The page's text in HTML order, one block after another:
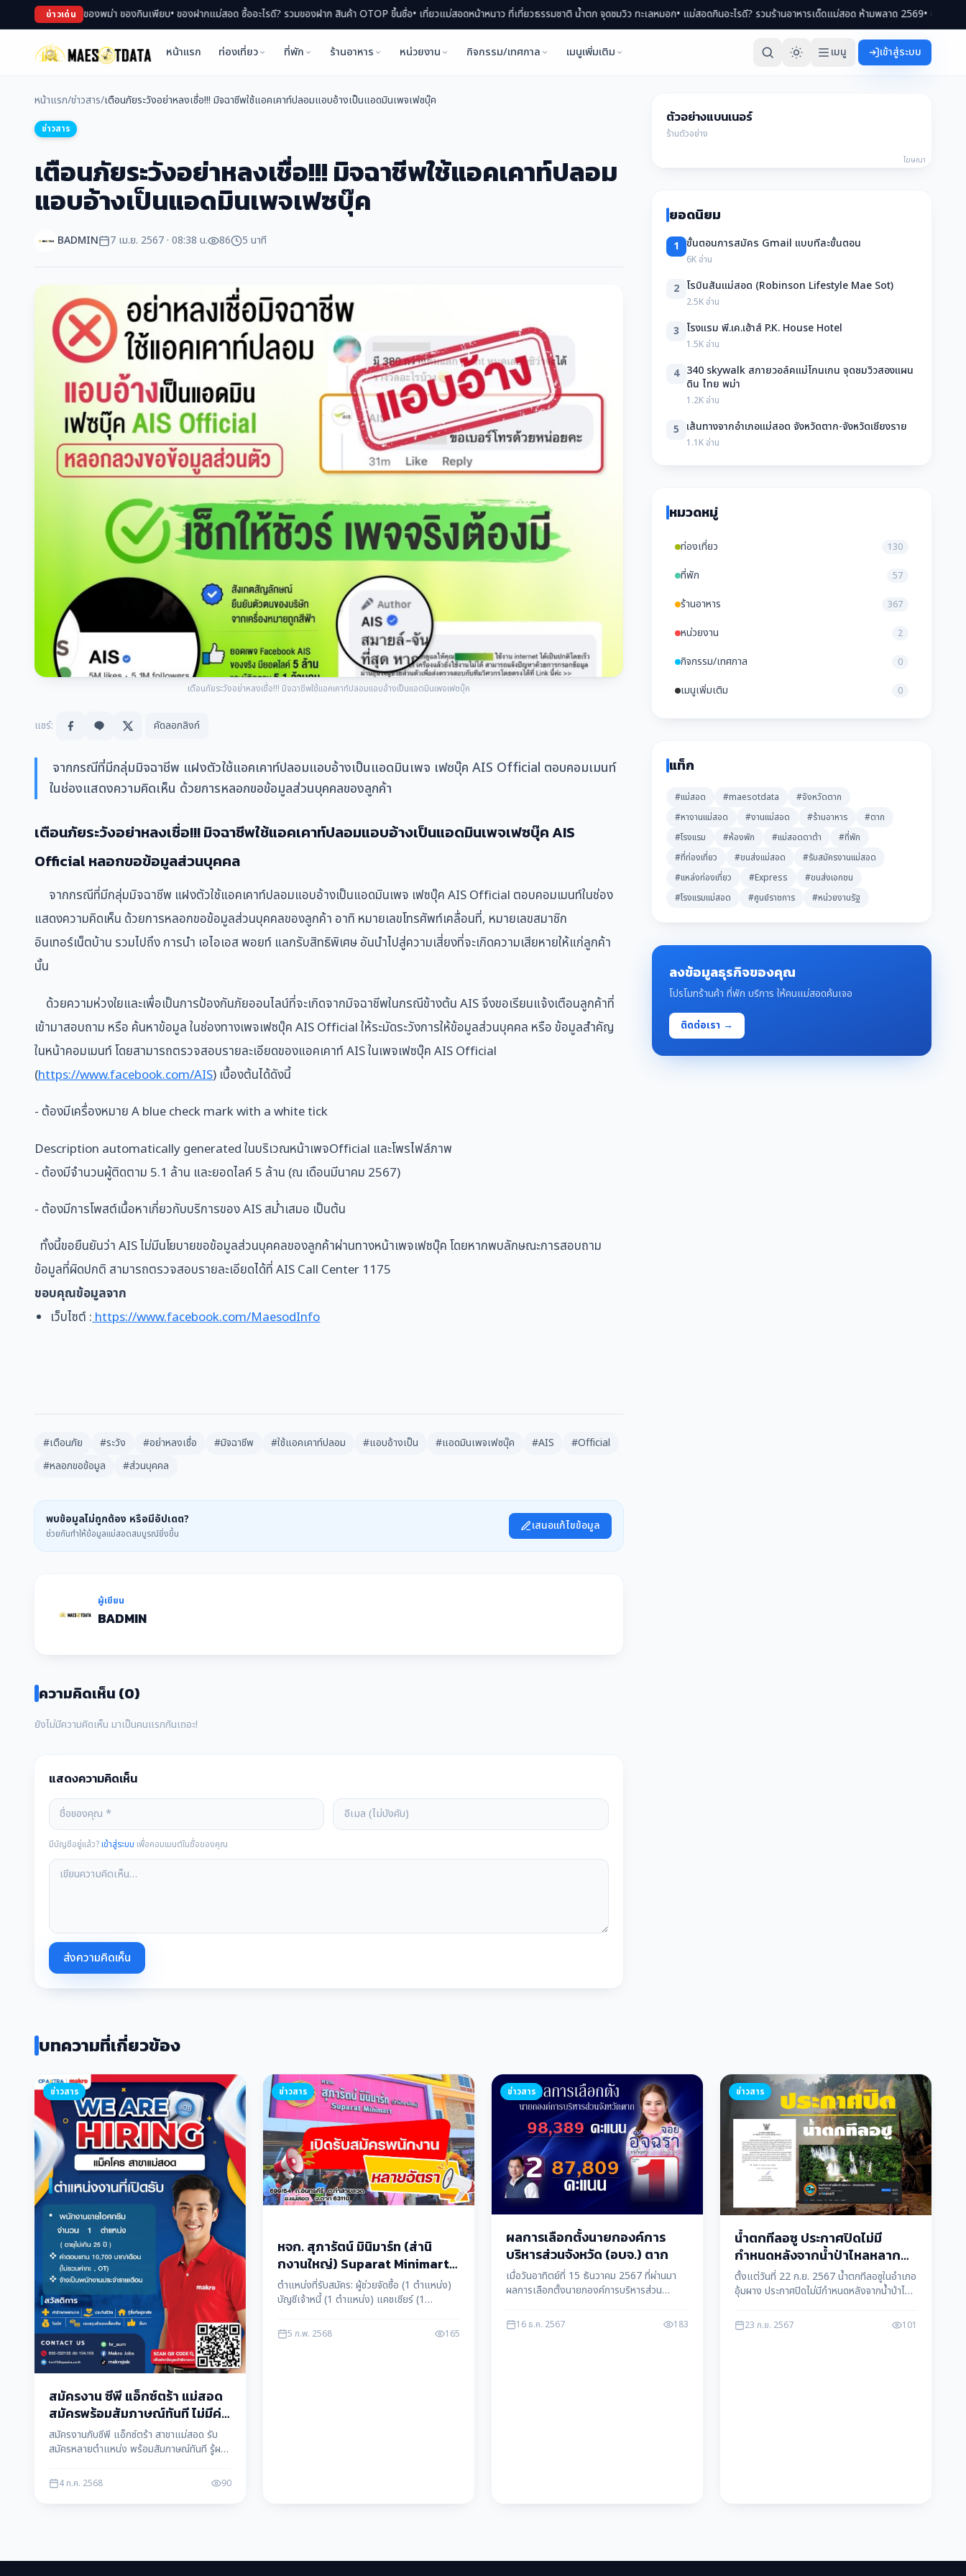
ข่าวเด่น
ด ช้อปของพม่า ของกินเพียบ• ของฝากแม่สอด ซื้ออะไรดี? รวมของฝาก สินค้า OTOP ขึ้นชื่อ• เที่ยวแม่สอดหน้าหนาว ที่เที่ยวธรรมชาติ น้ำตก จุดชมวิว ทะเลหมอก• แม่สอดกินอะไรดี? รวมร้านอาหารเด็ดแม่สอด ห้ามพลาด 2569• เที่ยวแม่สอด 2 วัน
หน้าแรก ท่องเที่ยว ที่พัก ร้านอาหาร หน่วยงาน กิจกรรม/เทศกาล เมนูเพิ่มเติม เมนู เข้าสู่ระบบ
หน้าแรก/ข่าวสาร/เตือนภัยระวังอย่าหลงเชื่อ!!! มิจฉาชีพใช้แอคเคาท์ปลอมแอบอ้างเป็นแอดมินเพจเฟซบุ๊ค
ข่าวสาร
เตือนภัยระวังอย่าหลงเชื่อ!!! มิจฉาชีพใช้แอคเคาท์ปลอม
แอบอ้างเป็นแอดมินเพจเฟซบุ๊ค
BADMIN 7 เม.ย. 2567 · 08:38 น. 86 5 นาที
เตือนภัยระวังอย่าหลงเชื่อ!!! มิจฉาชีพใช้แอคเคาท์ปลอมแอบอ้างเป็นแอดมินเพจเฟซบุ๊ค
แชร์: คัดลอกลิงก์
จากกรณีที่มีกลุ่มมิจฉาชีพ แฝงตัวใช้แอคเคาท์ปลอมแอบอ้างเป็นแอดมินเพจ เฟซบุ๊ค AIS Official ตอบคอมเมนท์
ในช่องแสดงความคิดเห็น ด้วยการหลอกขอข้อมูลส่วนบุคคลของลูกค้า
เตือนภัยระวังอย่าหลงเชื่อ!!! มิจฉาชีพใช้แอคเคาท์ปลอมแอบอ้างเป็นแอดมินเพจเฟซบุ๊ค AIS
Official หลอกขอข้อมูลส่วนบุคคล
จากกรณีที่มีกลุ่มมิจฉาชีพ แฝงตัวใช้แอคเคาท์ปลอมแอบอ้างเป็นแอดมินเพจ เฟซบุ๊ค AIS Official ตอบคอมเมนท์ในช่อง
แสดงความคิดเห็น ด้วยการหลอกขอข้อมูลส่วนบุคคลของลูกค้า อาทิ หมายเลขโทรศัพท์เคลื่อนที่, หมายเลขสมาชิก
อินเทอร์เน็ตบ้าน รวมไปถึง การนำ เอไอเอส พอยท์ แลกรับสิทธิพิเศษ อันนำไปสู่ความเสี่ยงที่จะเกิดความเสียหายให้แก่ลูกค้า
นั้น
ด้วยความห่วงใยและเพื่อเป็นการป้องกันภัยออนไลน์ที่จะเกิดจากมิจฉาชีพในกรณีข้างต้น AIS จึงขอเรียนแจ้งเตือนลูกค้าที่
เข้ามาสอบถาม หรือ ค้นหาข้อมูล ในช่องทางเพจเฟซบุ๊ค AIS Official ให้ระมัดระวังการให้ข้อมูลส่วนบุคคล หรือ ข้อมูลสำคัญ
ในหน้าคอมเมนท์ โดยสามารถตรวจสอบรายละเอียดของแอคเคาท์ AIS ในเพจเฟซบุ๊ค AIS Official
(https://www.facebook.com/AIS) เบื้องต้นได้ดังนี้
- ต้องมีเครื่องหมาย A blue check mark with a white tick
Description automatically generated ในบริเวณหน้าเพจOfficial และโพรไฟล์ภาพ
- ต้องมีจำนวนผู้ติดตาม 5.1 ล้าน และยอดไลค์ 5 ล้าน (ณ เดือนมีนาคม 2567)
- ต้องมีการโพสต์เนื้อหาเกี่ยวกับบริการของ AIS สม่ำเสมอ เป็นต้น
ทั้งนี้ขอยืนยันว่า AIS ไม่มีนโยบายขอข้อมูลส่วนบุคคลของลูกค้าผ่านทางหน้าเพจเฟซบุ๊ค โดยหากพบลักษณะการสอบถาม
ข้อมูลที่ผิดปกติ สามารถตรวจสอบรายละเอียดได้ที่ AIS Call Center 1175
ขอบคุณข้อมูลจาก
เว็บไซต์ :https://www.facebook.com/MaesodInfo
#เตือนภัย #ระวัง #อย่าหลงเชื่อ #มิจฉาชีพ #ใช้แอคเคาท์ปลอม #แอบอ้างเป็น #แอดมินเพจเฟซบุ๊ค #AIS
#Official
#หลอกขอข้อมูล
#ส่วนบุคคล
พบข้อมูลไม่ถูกต้อง หรือมีอัปเดต?
ช่วยกันทำให้ข้อมูลแม่สอดสมบูรณ์ยิ่งขึ้น
เสนอแก้ไขข้อมูล
ผู้เขียน
BADMIN
ความคิดเห็น (0)
ยังไม่มีความคิดเห็น มาเป็นคนแรกกันเถอะ!
แสดงความคิดเห็น
มีบัญชีอยู่แล้ว?เข้าสู่ระบบ เพื่อคอมเมนต์ในชื่อของคุณ
ส่งความคิดเห็น
ตัวอย่างแบนเนอร์
ร้านตัวอย่าง
โฆษณา
ยอดนิยม
1 ขั้นตอนการสมัคร Gmail แบบทีละขั้นตอน
6K อ่าน
2 โรบินสันแม่สอด (Robinson Lifestyle Mae Sot)
2.5K อ่าน
3 โรงแรม พี.เค.เฮ้าส์ P.K. House Hotel
1.5K อ่าน
4 340 skywalk สกายวอล์คแม่โกนเกน จุดชมวิวสองแผน
ดิน ไทย พม่า
1.2K อ่าน
5 เส้นทางจากอำเภอแม่สอด จังหวัดตาก-จังหวัดเชียงราย
1.1K อ่าน
หมวดหมู่
ท่องเที่ยว 130
ที่พัก 57
ร้านอาหาร 367
หน่วยงาน 2
กิจกรรม/เทศกาล 0
เมนูเพิ่มเติม 0
แท็ก
#แม่สอด #maesotdata
#จังหวัดตาก
#หางานแม่สอด
#งานแม่สอด #ร้านอาหาร
#ตาก
#โรงแรม
#ห้องพัก #แม่สอดดาต้า
#ที่พัก
#ที่ท่องเที่ยว
#ขนส่งแม่สอด
#รับสมัครงานแม่สอด
#แหล่งท่องเที่ยว
#Express
#ขนส่งเอกชน
#โรงแรมแม่สอด
#ศูนย์ราชการ #หน่วยงานรัฐ
ลงข้อมูลธุรกิจของคุณ
โปรโมทร้านค้า ที่พัก บริการ ให้คนแม่สอดค้นเจอ
ติดต่อเรา →
บทความที่เกี่ยวข้อง
ข่าวสาร
สมัครงาน ซีพี แอ็กซ์ตร้า แม่สอด
สมัครพร้อมสัมภาษณ์ทันที ไม่มีค่า
ใช้จ่าย
สมัครงานกับซีพี แอ็กซ์ตร้า สาขาแม่สอด รับ
สมัครหลายตำแหน่ง พร้อมสัมภาษณ์ทันที รู้ผล
4 ก.ค. 2568 90
ข่าวสาร
หจก. สุภารัตน์ มินิมาร์ท (ส่านิ
กงานใหญ่) Suparat Minimart
เปิดรับสมัครพนักงาน หลายอัตรา
ตำแหน่งที่รับสมัคร: ผู้ช่วยจัดซื้อ (1 ตำแหน่ง)
บัญชีเจ้าหนี้ (1 ตำแหน่ง) แคชเชียร์ (1
ฝ่ายขาย (1 ตำแหน่ง) ติดต่อโทร: 055-535-
421
5 ก.พ. 2568 165
ข่าวสาร
ผลการเลือกตั้งนายกองค์การ
บริหารส่วนจังหวัด (อบจ.) ตาก
เมื่อวันอาทิตย์ที่ 15 ธันวาคม 2567 ที่ผ่านมา
ผลการเลือกตั้งนายกองค์การบริหารส่วน
เกื้อกูลกิจ
16 ธ.ค. 2567 183
ข่าวสาร
น้ำตกทีลอซู ประกาศปิดไม่มี
กำหนดหลังจากน้ำป่าไหลหลาก
หนัก
ตั้งแต่วันที่ 22 ก.ย. 2567 น้ำตกทีลอซูในอำเภอ
อุ้มผาง ประกาศปิดไม่มีกำหนดหลังจากน้ำป่าไหล
ชมได้อย่างปลอดภัย
23 ก.ย. 2567 101